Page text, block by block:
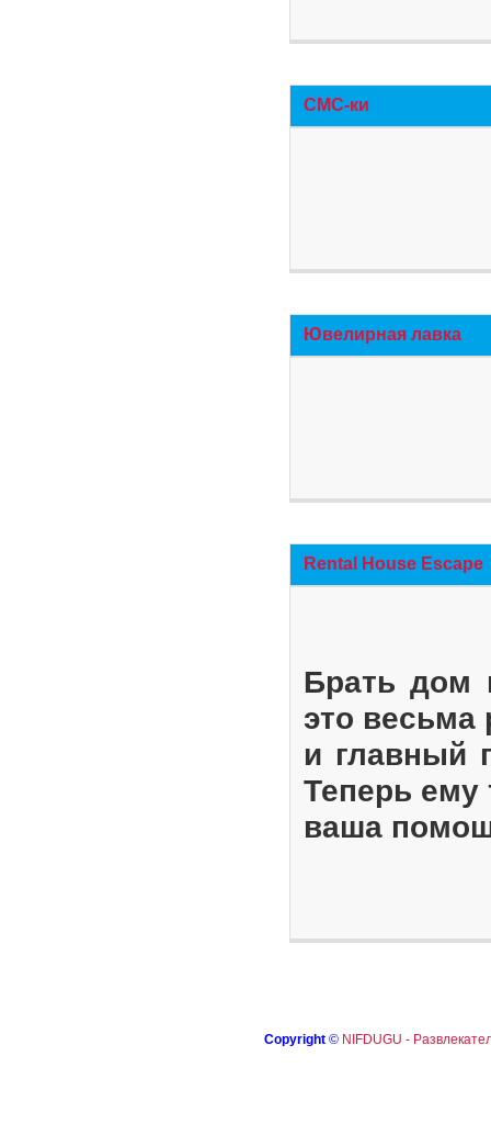
СМС-ки
Ювелирная лавка
Rental House Escape
Брать дом
это весьма
и главный
Теперь ему
ваша
Copyright © NIFDUGU -